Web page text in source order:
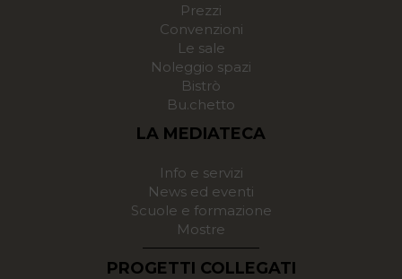
Prezzi
Convenzioni
Le sale
Noleggio spazi
Bistrò
Bu.chetto
LA MEDIATECA
Info e servizi
News ed eventi
Scuole e formazione
Mostre
PROGETTI COLLEGATI